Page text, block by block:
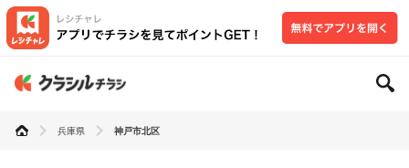
兵庫県 神戸市北区